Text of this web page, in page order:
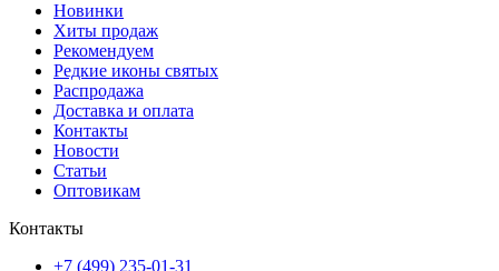
Новинки
Хиты продаж
Рекомендуем
Редкие иконы святых
Распродажа
Доставка и оплата
Контакты
Новости
Статьи
Оптовикам
Контакты
+7 (499) 235-01-31